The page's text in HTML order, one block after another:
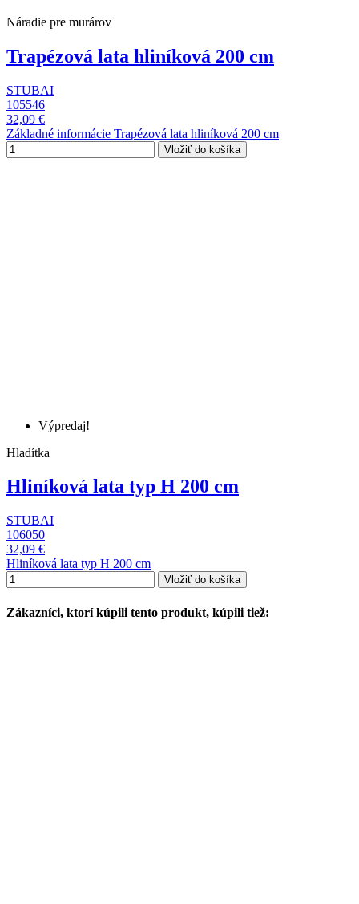
Náradie pre murárov
Trapézová lata hliníková 200 cm
STUBAI
105546
32,09 €
Základné informácie Trapézová lata hliníková 200 cm
Vložiť do košíka
Výpredaj!
Hladítka
Hliníková lata typ H 200 cm
STUBAI
106050
32,09 €
Hliníková lata typ H 200 cm
Vložiť do košíka
Zákazníci, ktorí kúpili tento produkt, kúpili tiež: